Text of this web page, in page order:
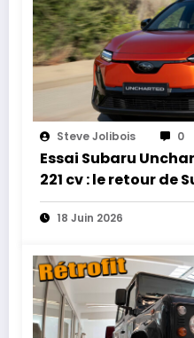
Steve Jolibois 0
Essai Subaru
221 cv : le retour de
18 Juin 2026